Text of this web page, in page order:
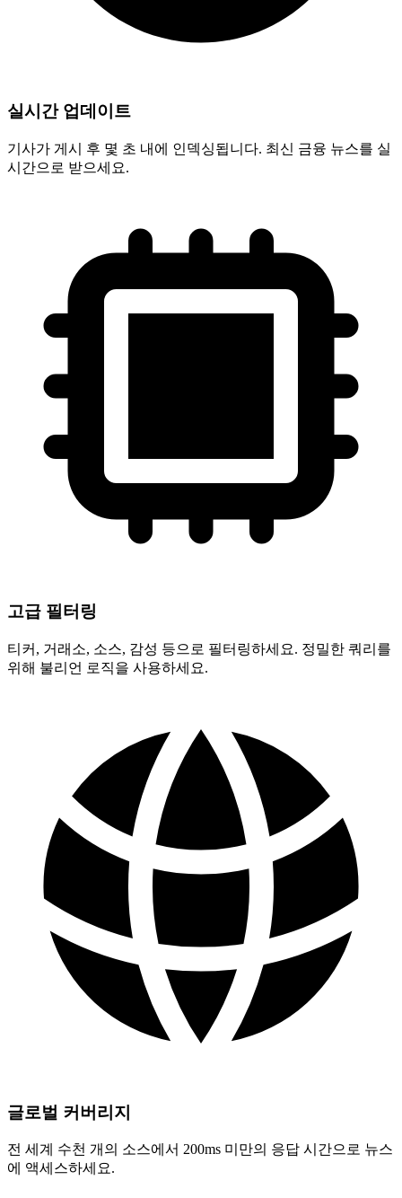
실시간 업데이트
기사가 게시 후 몇 초 내에 인덱싱됩니다. 최신 금융 뉴스를 실
시간으로 받으세요.
고급 필터링
티커, 거래소, 소스, 감성 등으로 필터링하세요. 정밀한 쿼리를
위해 불리언 로직을 사용하세요.
글로벌 커버리지
전 세계 수천 개의 소스에서 200ms 미만의 응답 시간으로 뉴스
에 액세스하세요.